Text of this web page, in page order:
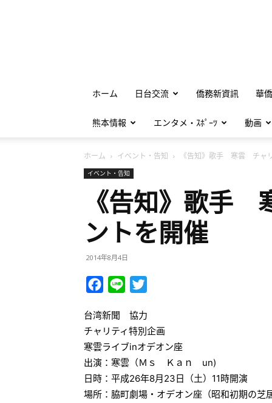
ホーム 日台交流 僑務新資訊 華僑
熊本情報 エンタメ・ｽﾎﾟｰﾂ 動画
ホーム イベント・告知 《告知》歌手 寒雲 チャ
イベント・告知
《告知》歌手
ントを開催
2014年8月4日
Facebook
Line
台湾新聞 協力
チャリティ特別企画
寒雲ライブinオデオン座
出演：寒雲（Ｍｓ Ｋａｎ un)
日時：平成26年8月23日（土）11時開演
場所：脇町劇場・オデオン座（昭和初期の芝